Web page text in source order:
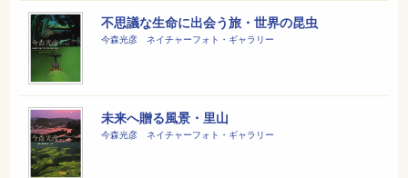
不思議な生命に出会う旅・世界の昆虫
今森光彦 ネイチャーフォト・ギャラリー
未来へ贈る風景・里山
今森光彦 ネイチャーフォト・ギャラリー